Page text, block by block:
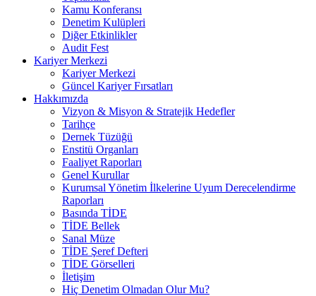
Kamu Konferansı
Denetim Kulüpleri
Diğer Etkinlikler
Audit Fest
Kariyer Merkezi
Kariyer Merkezi
Güncel Kariyer Fırsatları
Hakkımızda
Vizyon & Misyon & Stratejik Hedefler
Tarihçe
Dernek Tüzüğü
Enstitü Organları
Faaliyet Raporları
Genel Kurullar
Kurumsal Yönetim İlkelerine Uyum Derecelendirme
Raporları
Basında TİDE
TİDE Bellek
Sanal Müze
TİDE Şeref Defteri
TİDE Görselleri
İletişim
Hiç Denetim Olmadan Olur Mu?